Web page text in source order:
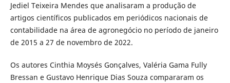
Jediel Teixeira Mendes que analisaram a produção de
artigos científicos publicados em periódicos nacionais de
contabilidade na área de agronegócio no período de janeiro
de 2015 a 27 de novembro de 2022.
Os autores Cinthia Moysés Gonçalves, Valéria Gama Fully
Bressan e Gustavo Henrique Dias Souza compararam os